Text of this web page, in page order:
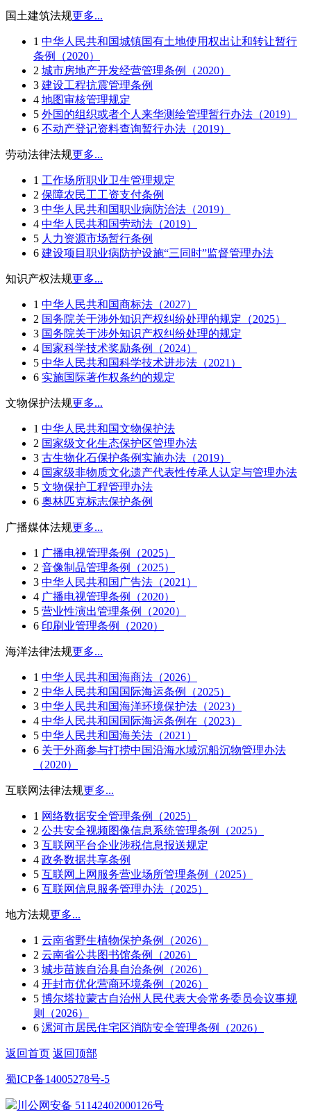
国土建筑法规更多...
1 中华人民共和国城镇国有土地使用权出让和转让暂行
条例（2020）
2 城市房地产开发经营管理条例（2020）
3 建设工程抗震管理条例
4 地图审核管理规定
5 外国的组织或者个人来华测绘管理暂行办法（2019）
6 不动产登记资料查询暂行办法（2019）
劳动法律法规更多...
1 工作场所职业卫生管理规定
2 保障农民工工资支付条例
3 中华人民共和国职业病防治法（2019）
4 中华人民共和国劳动法（2019）
5 人力资源市场暂行条例
6 建设项目职业病防护设施“三同时”监督管理办法
知识产权法规更多...
1 中华人民共和国商标法（2027）
2 国务院关于涉外知识产权纠纷处理的规定（2025）
3 国务院关于涉外知识产权纠纷处理的规定
4 国家科学技术奖励条例（2024）
5 中华人民共和国科学技术进步法（2021）
6 实施国际著作权条约的规定
文物保护法规更多...
1 中华人民共和国文物保护法
2 国家级文化生态保护区管理办法
3 古生物化石保护条例实施办法（2019）
4 国家级非物质文化遗产代表性传承人认定与管理办法
5 文物保护工程管理办法
6 奥林匹克标志保护条例
广播媒体法规更多...
1 广播电视管理条例（2025）
2 音像制品管理条例（2025）
3 中华人民共和国广告法（2021）
4 广播电视管理条例（2020）
5 营业性演出管理条例（2020）
6 印刷业管理条例（2020）
海洋法律法规更多...
1 中华人民共和国海商法（2026）
2 中华人民共和国国际海运条例（2025）
3 中华人民共和国海洋环境保护法（2023）
4 中华人民共和国国际海运条例在（2023）
5 中华人民共和国海关法（2021）
6 关于外商参与打捞中国沿海水域沉船沉物管理办法
（2020）
互联网法律法规更多...
1 网络数据安全管理条例（2025）
2 公共安全视频图像信息系统管理条例（2025）
3 互联网平台企业涉税信息报送规定
4 政务数据共享条例
5 互联网上网服务营业场所管理条例（2025）
6 互联网信息服务管理办法（2025）
地方法规更多...
1 云南省野生植物保护条例（2026）
2 云南省公共图书馆条例（2026）
3 城步苗族自治县自治条例（2026）
4 开封市优化营商环境条例（2026）
5 博尔塔拉蒙古自治州人民代表大会常务委员会议事规
则（2026）
6 漯河市居民住宅区消防安全管理条例（2026）
返回首页 返回顶部
蜀ICP备14005278号-5
川公网安备 51142402000126号